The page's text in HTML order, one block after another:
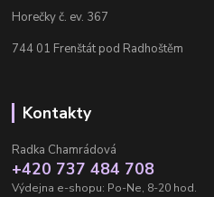
Horečky č. ev. 367
744 01 Frenštát pod Radhoštěm
Kontakty
Radka Chamrádová
+420 737 484 708
Výdejna e-shopu: Po-Ne, 8-20 hod.